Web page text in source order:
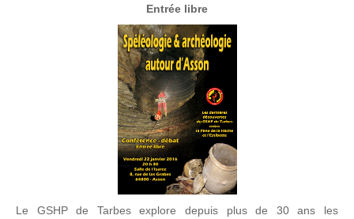
Entrée libre
Le GSHP de Tarbes explore depuis plus de 30 ans les